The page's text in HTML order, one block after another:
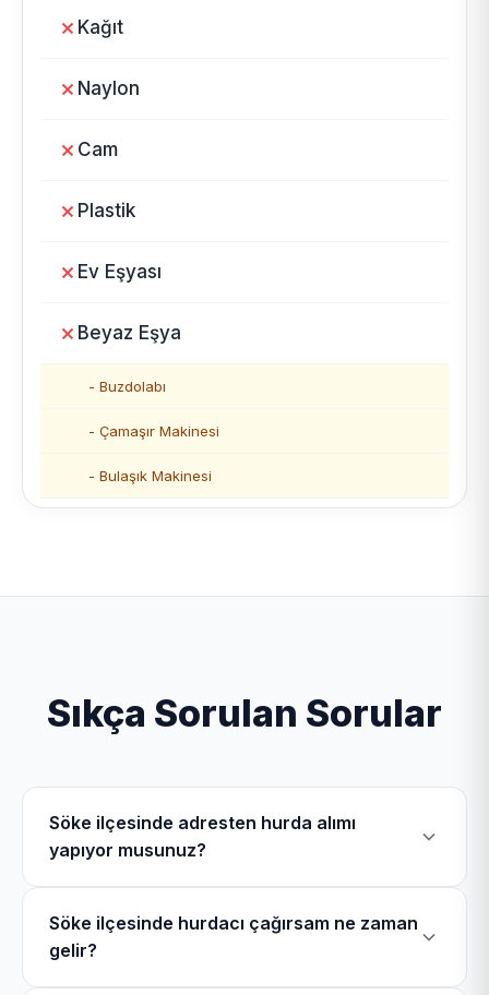
Kağıt
Naylon
Cam
Plastik
Ev Eşyası
Beyaz Eşya
- Buzdolabı
- Çamaşır Makinesi
- Bulaşık Makinesi
Sıkça Sorulan Sorular
Söke ilçesinde adresten hurda alımı
yapıyor musunuz?
Mahallesi, Çavdar Mahallesi, Ağaçlı Mahallesi,
Gölbent Mahallesi dahil olmak üzere toplam 50
mahallede mobil ekiplerimizle hurdacılık hizmeti
Söke ilçesinde hurdacı çağırsam ne zaman
gelir?